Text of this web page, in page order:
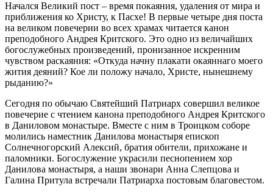
Начался Великий пост – время покаяния, удаления от мира и
приближения ко Христу, к Пасхе! В первые четыре дня поста
на великом повечерии во всех храмах читается канон
преподобного Андрея Критского. Это одно из величайших
богослужебных произведений, пронизанное искренним
чувством раскаяния: «Откуда начну плакати окаяннаго моего
жития деяний? Кое ли положу начало, Христе, нынешнему
рыданию?»
Сегодня по обычаю Святейший Патриарх совершил великое
повечерие с чтением канона преподобного Андрея Критского
в Даниловом монастыре. Вместе с ним в Троицком соборе
молились наместник Данилова монастыря епископ
Солнечногорский Алексий, братия обители, прихожане и
паломники. Богослужение украсили песнопением хор
Данилова монастыря, а наши звонари Анна Слепцова и
Галина Притула встречали Патриарха постовым благовестом.